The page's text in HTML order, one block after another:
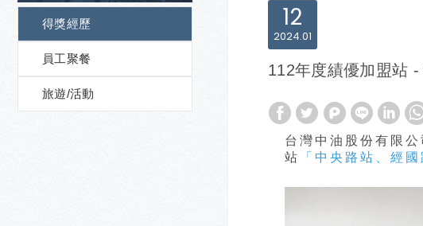
得獎經歷
員工聚餐
旅遊/活動
12
01
2024
112年度績優加盟站
台灣中油股份有限
站
「中央路站、經